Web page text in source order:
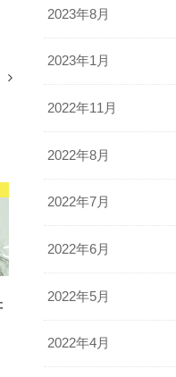
2023年8月
2023年1月
2022年11月
2022年8月
2022年7月
2022年6月
2022年5月
2022年4月